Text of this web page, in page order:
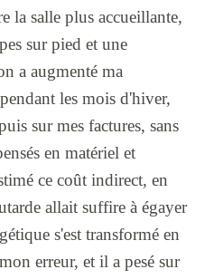
la salle plus accueillante,
sur pied et une
a augmenté ma
les mois d'hiver,
sur mes factures, sans
en matériel et
ce coût indirect, en
allait suffire à égayer
s'est transformé en
erreur, et il a pesé sur